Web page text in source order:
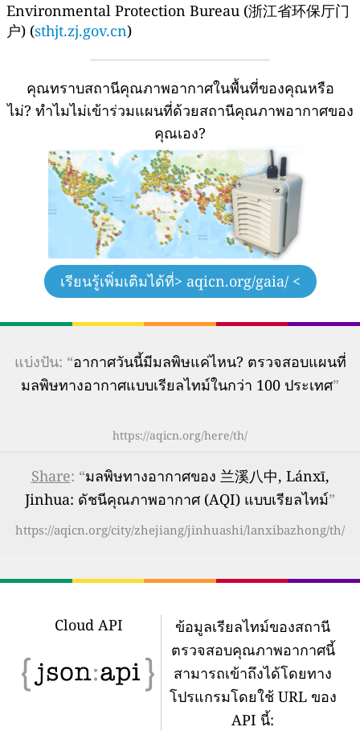
Environmental Protection Bureau (浙江省环保厅门
户) (sthjt.zj.gov.cn)
คุณทราบสถานีคุณภาพอากาศในพื้นที่ของคุณหรือ
ไม่? ทำไมไม่เข้าร่วมแผนที่ด้วยสถานีคุณภาพอากาศของ
คุณเอง?
เรียนรู้เพิ่มเติมได้ที่> aqicn.org/gaia/ <
แบ่งปัน: “อากาศวันนี้มีมลพิษแค่ไหน? ตรวจสอบแผนที่
มลพิษทางอากาศแบบเรียลไทม์ในกว่า 100 ประเทศ”
https://aqicn.org/here/th/
Share: “มลพิษทางอากาศของ 兰溪八中, Lánxī,
Jinhua: ดัชนีคุณภาพอากาศ (AQI) แบบเรียลไทม์”
https://aqicn.org/city/zhejiang/jinhuashi/lanxibazhong/th/
Cloud API
ข้อมูลเรียลไทม์ของสถานี
ตรวจสอบคุณภาพอากาศนี้
สามารถเข้าถึงได้โดยทาง
โปรแกรมโดยใช้ URL ของ
API นี้: